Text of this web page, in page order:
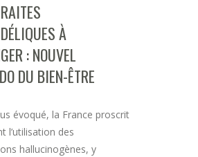
À
: NOUVEL
DU BIEN-ÊTRE
évoqué, la France proscrit
l’utilisation des
hallucinogènes, y